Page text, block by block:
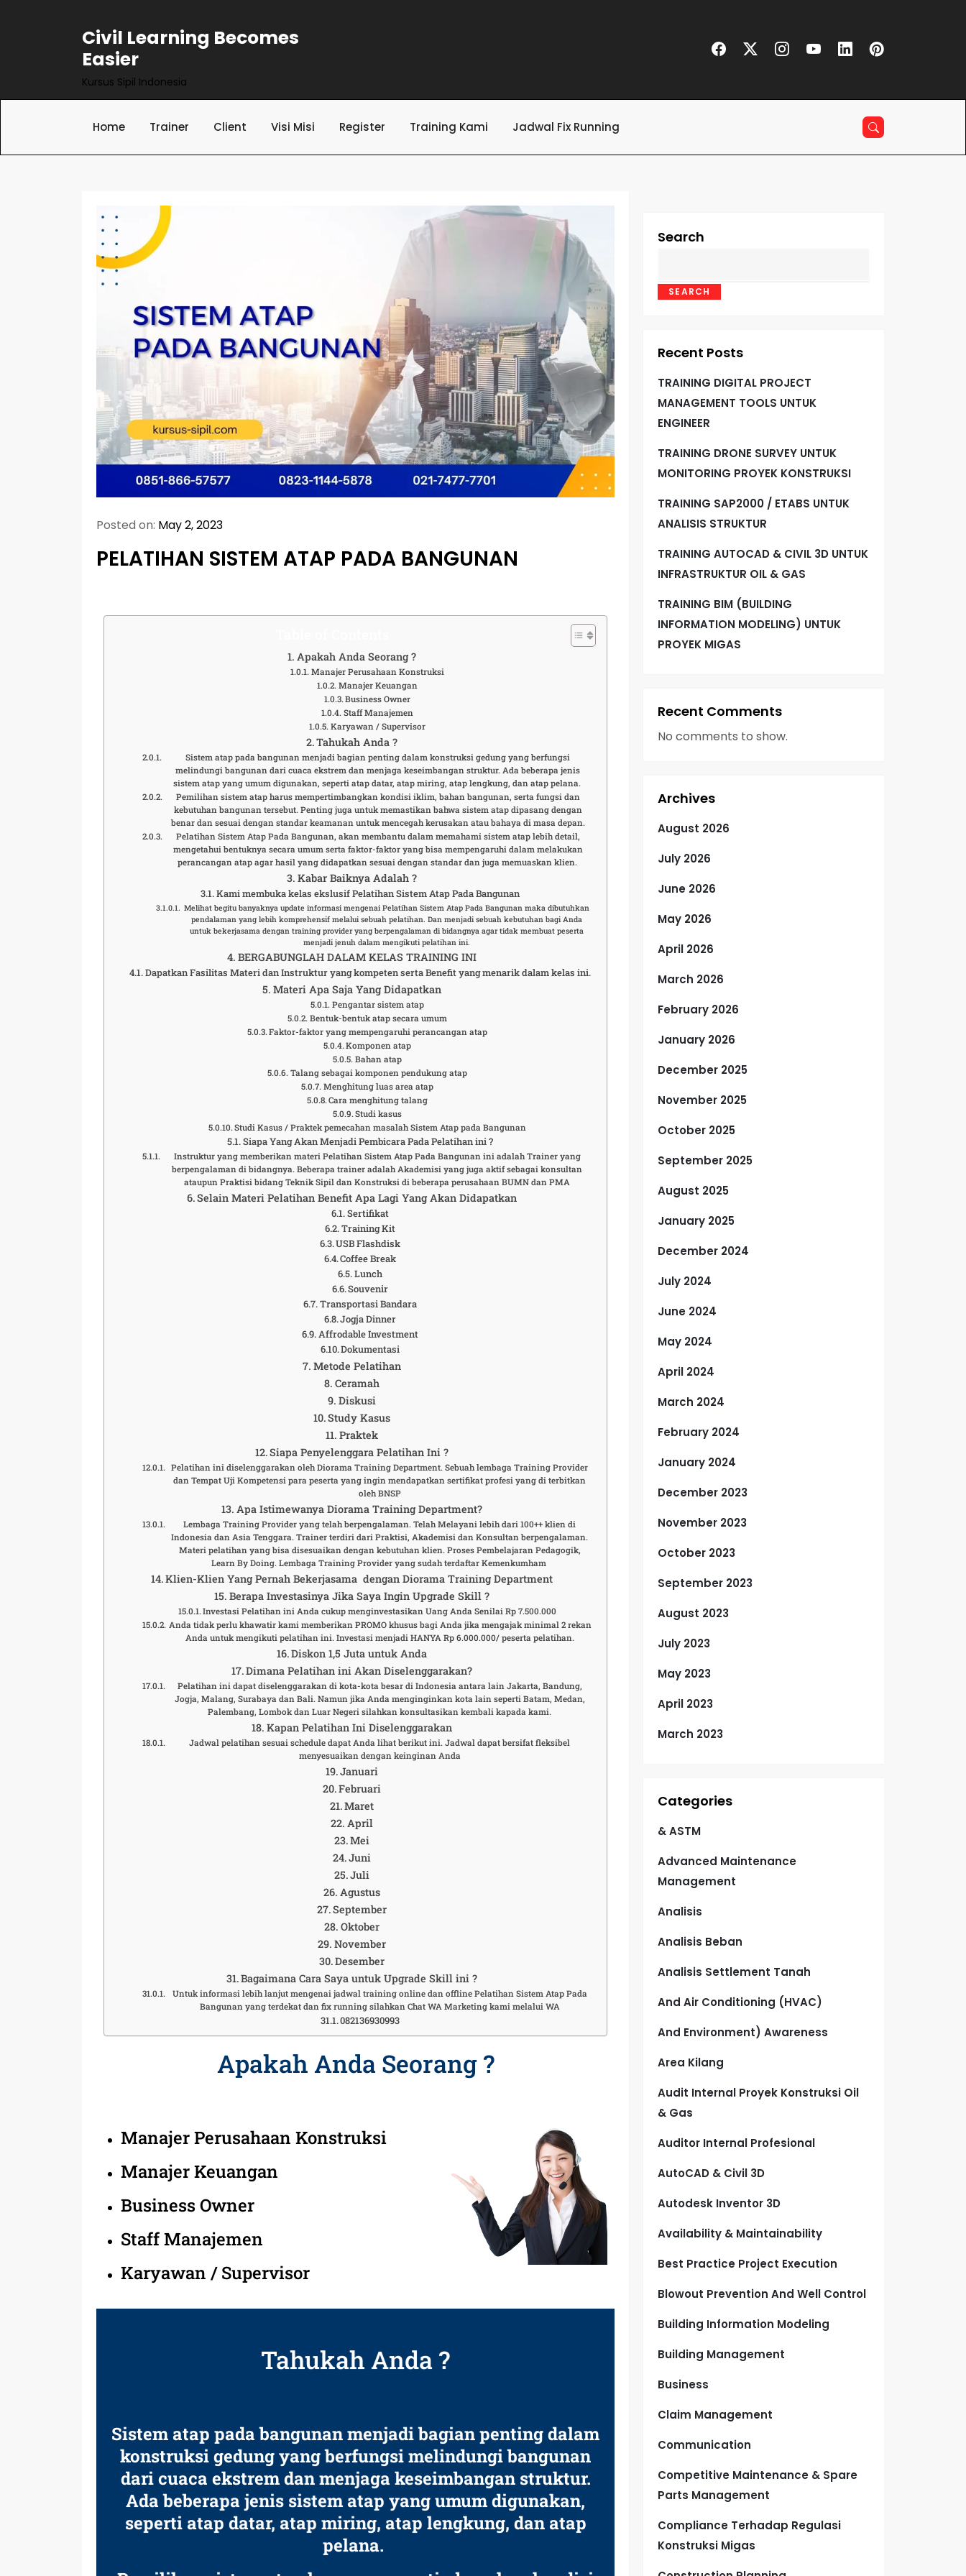
Civil Learning Becomes
Easier
Kursus Sipil Indonesia
Home Trainer Client Visi Misi Register Training Kami Jadwal Fix Running
Posted on: May 2, 2023
PELATIHAN SISTEM ATAP PADA BANGUNAN
Apakah Anda Seorang ?
Manajer Perusahaan Konstruksi
Manajer Keuangan
Business Owner
Staff Manajemen
Karyawan / Supervisor
Tahukah Anda ?
Sistem atap pada bangunan menjadi bagian penting dalam konstruksi gedung yang berfungsi
melindungi bangunan dari cuaca ekstrem dan menjaga keseimbangan struktur. Ada beberapa jenis
sistem atap yang umum digunakan, seperti atap datar, atap miring, atap lengkung, dan atap pelana.
Pemilihan sistem atap harus mempertimbangkan kondisi iklim, bahan bangunan, serta fungsi dan
kebutuhan bangunan tersebut. Penting juga untuk memastikan bahwa sistem atap dipasang dengan
benar dan sesuai dengan standar keamanan untuk mencegah kerusakan atau bahaya di masa depan.
Pelatihan Sistem Atap Pada Bangunan, akan membantu dalam memahami sistem atap lebih detail,
mengetahui bentuknya secara umum serta faktor-faktor yang bisa mempengaruhi dalam melakukan
perancangan atap agar hasil yang didapatkan sesuai dengan standar dan juga memuaskan klien.
Kabar Baiknya Adalah ?
Kami membuka kelas ekslusif Pelatihan Sistem Atap Pada Bangunan
Melihat begitu banyaknya update informasi mengenai Pelatihan Sistem Atap Pada Bangunan maka dibutuhkan
pendalaman yang lebih komprehensif melalui sebuah pelatihan. Dan menjadi sebuah kebutuhan bagi Anda
untuk bekerjasama dengan training provider yang berpengalaman di bidangnya agar tidak membuat peserta
menjadi jenuh dalam mengikuti pelatihan ini.
BERGABUNGLAH DALAM KELAS TRAINING INI
Dapatkan Fasilitas Materi dan Instruktur yang kompeten serta Benefit yang menarik dalam kelas ini.
Materi Apa Saja Yang Didapatkan
Pengantar sistem atap
Bentuk-bentuk atap secara umum
Faktor-faktor yang mempengaruhi perancangan atap
Komponen atap
Bahan atap
Talang sebagai komponen pendukung atap
Menghitung luas area atap
Cara menghitung talang
Studi kasus
Studi Kasus / Praktek pemecahan masalah Sistem Atap pada Bangunan
Siapa Yang Akan Menjadi Pembicara Pada Pelatihan ini ?
Instruktur yang memberikan materi Pelatihan Sistem Atap Pada Bangunan ini adalah Trainer yang
berpengalaman di bidangnya. Beberapa trainer adalah Akademisi yang juga aktif sebagai konsultan
ataupun Praktisi bidang Teknik Sipil dan Konstruksi di beberapa perusahaan BUMN dan PMA
Selain Materi Pelatihan Benefit Apa Lagi Yang Akan Didapatkan
Sertifikat
Training Kit
USB Flashdisk
Coffee Break
Lunch
Souvenir
Transportasi Bandara
Jogja Dinner
Affrodable Investment
Dokumentasi
Metode Pelatihan
Ceramah
Diskusi
Study Kasus
Praktek
Siapa Penyelenggara Pelatihan Ini ?
Pelatihan ini diselenggarakan oleh Diorama Training Department. Sebuah lembaga Training Provider
dan Tempat Uji Kompetensi para peserta yang ingin mendapatkan sertifikat profesi yang di terbitkan
oleh BNSP
Apa Istimewanya Diorama Training Department?
Lembaga Training Provider yang telah berpengalaman. Telah Melayani lebih dari 100++ klien di
Indonesia dan Asia Tenggara. Trainer terdiri dari Praktisi, Akademisi dan Konsultan berpengalaman.
Materi pelatihan yang bisa disesuaikan dengan kebutuhan klien. Proses Pembelajaran Pedagogik,
Learn By Doing. Lembaga Training Provider yang sudah terdaftar Kemenkumham
Klien-Klien Yang Pernah Bekerjasama dengan Diorama Training Department
Berapa Investasinya Jika Saya Ingin Upgrade Skill ?
Investasi Pelatihan ini Anda cukup menginvestasikan Uang Anda Senilai Rp 7.500.000
Anda tidak perlu khawatir kami memberikan PROMO khusus bagi Anda jika mengajak minimal 2 rekan
Anda untuk mengikuti pelatihan ini. Investasi menjadi HANYA Rp 6.000.000/ peserta pelatihan.
Diskon 1,5 Juta untuk Anda
Dimana Pelatihan ini Akan Diselenggarakan?
Pelatihan ini dapat diselenggarakan di kota-kota besar di Indonesia antara lain Jakarta, Bandung,
Jogja, Malang, Surabaya dan Bali. Namun jika Anda menginginkan kota lain seperti Batam, Medan,
Palembang, Lombok dan Luar Negeri silahkan konsultasikan kembali kapada kami.
Kapan Pelatihan Ini Diselenggarakan
Jadwal pelatihan sesuai schedule dapat Anda lihat berikut ini. Jadwal dapat bersifat fleksibel
menyesuaikan dengan keinginan Anda
Januari
Februari
Maret
April
Mei
Juni
Juli
Agustus
September
Oktober
November
Desember
Bagaimana Cara Saya untuk Upgrade Skill ini ?
Untuk informasi lebih lanjut mengenai jadwal training online dan offline Pelatihan Sistem Atap Pada
Bangunan yang terdekat dan fix running silahkan Chat WA Marketing kami melalui WA
082136930993
Apakah Anda Seorang ?
Manajer Perusahaan Konstruksi
Manajer Keuangan
Business Owner
Staff Manajemen
Karyawan / Supervisor
Tahukah Anda ?
Sistem atap pada bangunan menjadi bagian penting dalam
konstruksi gedung yang berfungsi melindungi bangunan
dari cuaca ekstrem dan menjaga keseimbangan struktur.
Ada beberapa jenis sistem atap yang umum digunakan,
seperti atap datar, atap miring, atap lengkung, dan atap
pelana.
Search
SEARCH
Recent Posts
TRAINING DIGITAL PROJECT
MANAGEMENT TOOLS UNTUK
ENGINEER
TRAINING DRONE SURVEY UNTUK
MONITORING PROYEK KONSTRUKSI
TRAINING SAP2000 / ETABS UNTUK
ANALISIS STRUKTUR
TRAINING AUTOCAD & CIVIL 3D UNTUK
INFRASTRUKTUR OIL & GAS
TRAINING BIM (BUILDING
INFORMATION MODELING) UNTUK
PROYEK MIGAS
Recent Comments
No comments to show.
Archives
August 2026
July 2026
June 2026
May 2026
April 2026
March 2026
February 2026
January 2026
December 2025
November 2025
October 2025
September 2025
August 2025
January 2025
December 2024
July 2024
June 2024
May 2024
April 2024
March 2024
February 2024
January 2024
December 2023
November 2023
October 2023
September 2023
August 2023
July 2023
May 2023
April 2023
March 2023
Categories
& ASTM
Advanced Maintenance
Management
Analisis
Analisis Beban
Analisis Settlement Tanah
And Air Conditioning (HVAC)
And Environment) Awareness
Area Kilang
Audit Internal Proyek Konstruksi Oil
& Gas
Auditor Internal Profesional
AutoCAD & Civil 3D
Autodesk Inventor 3D
Availability & Maintainability
Best Practice Project Execution
Blowout Prevention And Well Control
Building Information Modeling
Building Management
Business
Claim Management
Communication
Competitive Maintenance & Spare
Parts Management
Compliance Terhadap Regulasi
Konstruksi Migas